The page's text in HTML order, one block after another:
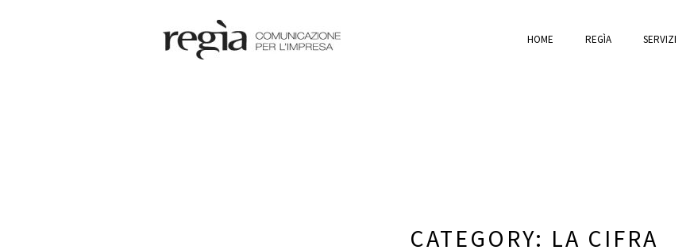
HOME REGÌA SERVIZI
CATEGORY: LA CIFRA